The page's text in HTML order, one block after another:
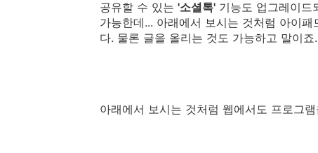
공유할 수 있는 '소셜톡' 기능도 업그레이드
가능한데... 아래에서 보시는 것처럼 아이
다. 물론 글을 올리는 것도 가능하고 말이죠.
아래에서 보시는 것처럼 웹에서도 프로그